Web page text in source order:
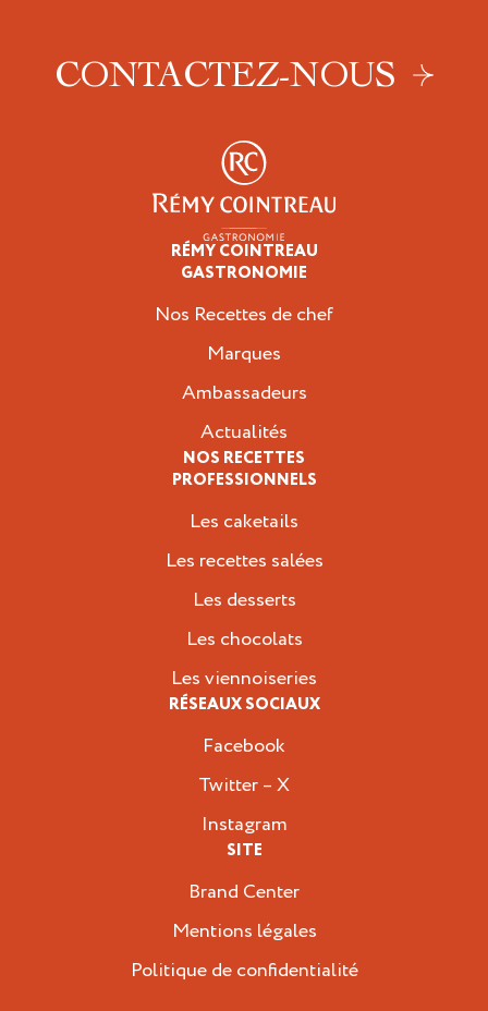
CONTACTEZ-NOUS
RÉMY COINTREAU
GASTRONOMIE
Nos Recettes de chef
Marques
Ambassadeurs
Actualités
NOS RECETTES
PROFESSIONNELS
Les caketails
Les recettes salées
Les desserts
Les chocolats
Les viennoiseries
RÉSEAUX SOCIAUX
Facebook
Twitter – X
Instagram
SITE
Brand Center
Mentions légales
Politique de confidentialité